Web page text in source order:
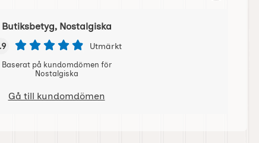
Butiksbetyg, Nostalgiska
Utmärkt
Baserat på kundomdömen för
Nostalgiska
Gå till kundomdömen